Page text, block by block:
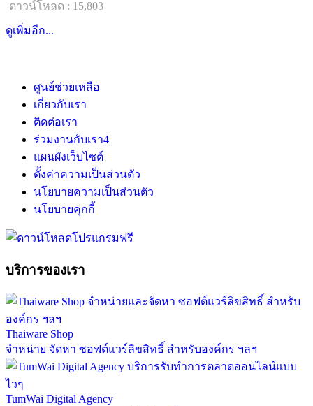
ดาวน์โหลด : 15,803
ดูเพิ่มอีก...
ศูนย์ช่วยเหลือ
เกี่ยวกับเรา
ติดต่อเรา
ร่วมงานกับเรา4
แผนผังเว็บไซต์
ตั้งค่าความเป็นส่วนตัว
นโยบายความเป็นส่วนตัว
นโยบายคุกกี้
บริการของเรา
Thaiware Shop
จำหน่าย จัดหา ซอฟต์แวร์ลิขสิทธิ์ สำหรับองค์กร ฯลฯ
TumWai Digital Agency